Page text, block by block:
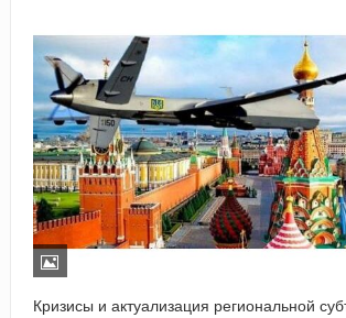
Кризисы и актуализация региональной